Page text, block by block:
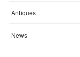
Antiques
News